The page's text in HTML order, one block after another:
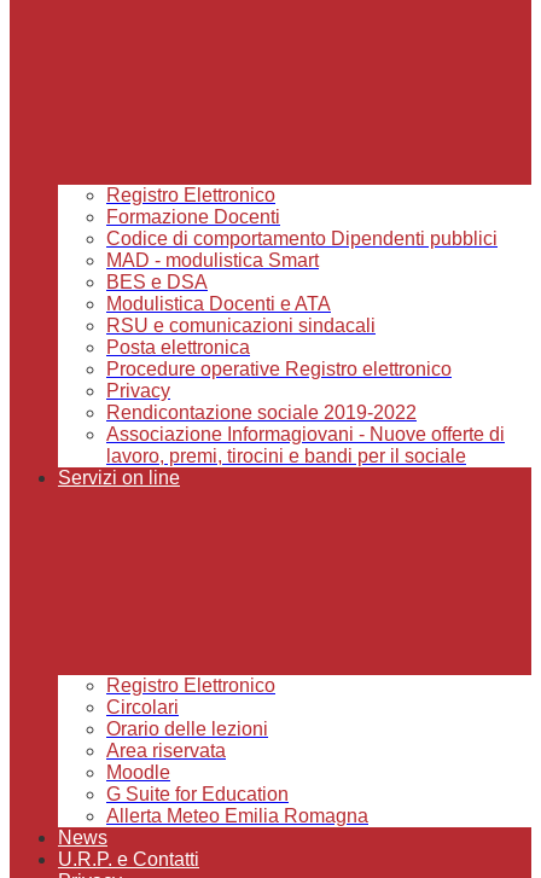
Registro Elettronico
Formazione Docenti
Codice di comportamento Dipendenti pubblici
MAD - modulistica Smart
BES e DSA
Modulistica Docenti e ATA
RSU e comunicazioni sindacali
Posta elettronica
Procedure operative Registro elettronico
Privacy
Rendicontazione sociale 2019-2022
Associazione Informagiovani - Nuove offerte di
lavoro, premi, tirocini e bandi per il sociale
Servizi on line
Registro Elettronico
Circolari
Orario delle lezioni
Area riservata
Moodle
G Suite for Education
Allerta Meteo Emilia Romagna
News
U.R.P. e Contatti